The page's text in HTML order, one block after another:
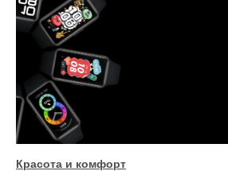
Красота и комфорт